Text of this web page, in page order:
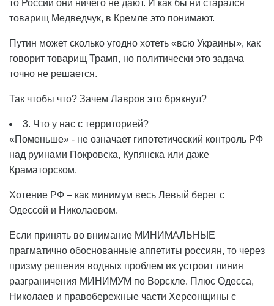
то России они ничего не дают. И как бы ни старался
товарищ Медведчук, в Кремле это понимают.
Путин может сколько угодно хотеть «всю Украины», как
говорит товарищ Трамп, но политически это задача
точно не решается.
Так чтобы что? Зачем Лавров это брякнул?
3. Что у нас с территорией?
«Поменьше» - не означает гипотетический контроль РФ
над руинами Покровска, Купянска или даже
Краматорском.
Хотение РФ – как минимум весь Левый берег с
Одессой и Николаевом.
Если принять во внимание МИНИМАЛЬНЫЕ
прагматично обоснованные аппетиты россиян, то через
призму решения водных проблем их устроит линия
разграничения МИНИМУМ по Ворскле. Плюс Одесса,
Николаев и правобережные части Херсонщины с